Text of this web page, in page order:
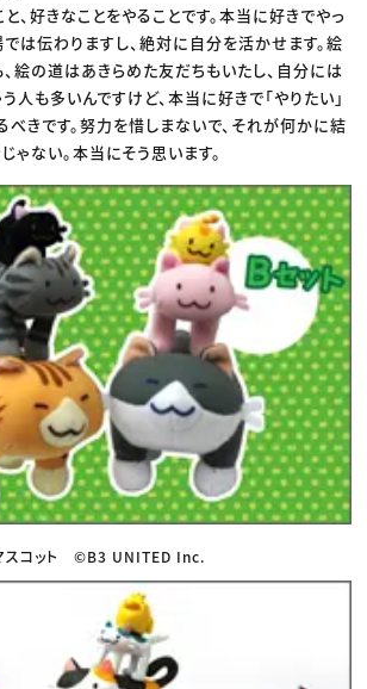
、好きなことをやることです。本当に好きでやっ
は伝わりますし、絶対に自分を活かせます。絵
絵の道はあきらめた友だちもいたし、自分には
人も多いんですけど、本当に好きで「やりたい」
きです。努力を惜しまないで、それが何かに結
ゃない。本当にそう思います。
マスコット ©B3 UNITED Inc.